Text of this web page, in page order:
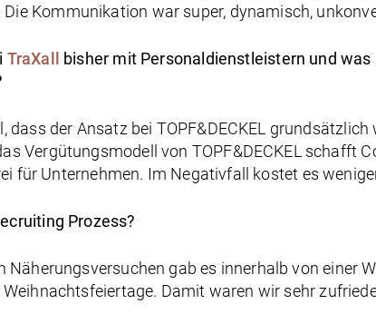
Kommunikation war super, dynamisch,
TraXall bisher mit Personaldienstleistern und
dass der Ansatz bei TOPF&DECKEL
Vergütungsmodell von TOPF&DECKEL schafft
für Unternehmen. Im Negativfall kostet es
Prozess?
Näherungsversuchen gab es innerhalb von einer
Damit waren wir sehr